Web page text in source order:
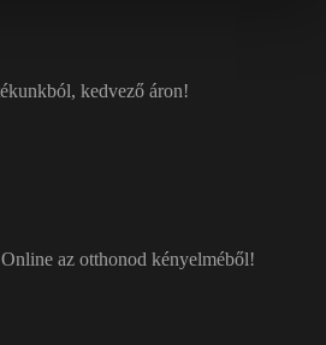
kedvező áron!
az otthonod kényelméből!